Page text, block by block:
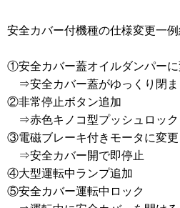
安全カバー付機種の仕様変更一
①安全カバー蓋オイルダンパーに
⇒安全カバー蓋がゆっくり閉ま
②非常停止ボタン追加
⇒赤色キノコ型プッシュロック
③電磁ブレーキ付きモータに変更
⇒安全カバー開で即停止
④大型運転中ランプ追加
⑤安全カバー運転中ロック